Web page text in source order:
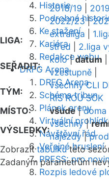
Historie
Podrobná
Ke stažení
Kariéra
Redakce webu
DRFG Arena
DRFG Arena
Schéma tribun
Plánek areny
Virtuální
Návštěvní řád
Veřejné bruslení
PRESS: pro
Rozpis ledové
2018/19
2022/23|
LIGA:
extraliga
střed
2.liga
SEŘADIT:
kolo|datum
vzestupně
TÝM:
všechny CLI
RIS ROU SOK
MÍSTO:
všude|doma
VÝSLEDKY:
všechny|
nájezdy|
Zobrazittabulkutéto
Zadaným parametrům